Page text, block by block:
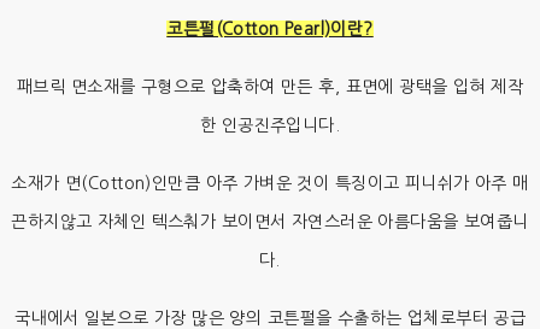
코튼펄(Cotton Pearl)이란?
패브릭 면소재를 구형으로 압축하여 만든 후, 표면에 광택을 입혀 제작
한 인공진주입니다.
소재가 면(Cotton)인만큼 아주 가벼운 것이 특징이고 피니쉬가 아주 매
끈하지않고 자체인 텍스춰가 보이면서 자연스러운 아름다움을 보여줍니
다.
국내에서 일본으로 가장 많은 양의 코튼펄을 수출하는 업체로부터 공급